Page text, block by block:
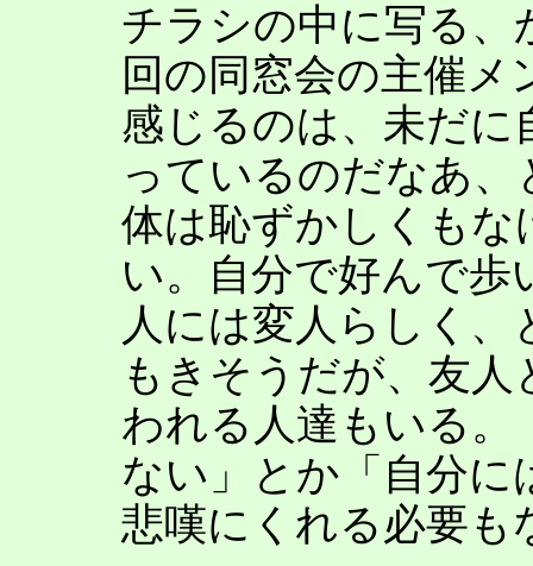
チラシの中に写る、
回の同窓会の主催
感じるのは、未だに
っているのだなあ
体は恥ずかしくも
い。自分で好んで
人には変人らしく
もきそうだが、友
われる人達もいる。
ない」とか「自分
悲嘆にくれる必要も